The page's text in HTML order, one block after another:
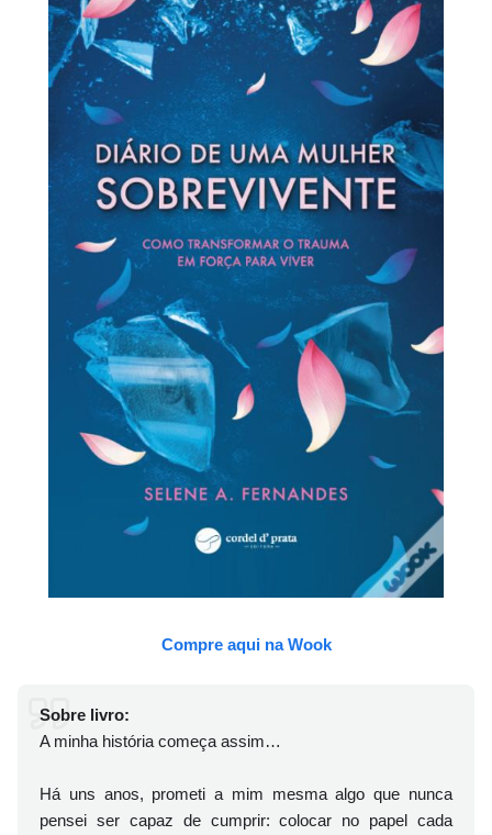
Compre aqui na Wook
Sobre livro:
A minha história começa assim…
Há uns anos, prometi a mim mesma algo que nunca
pensei ser capaz de cumprir: colocar no papel cada